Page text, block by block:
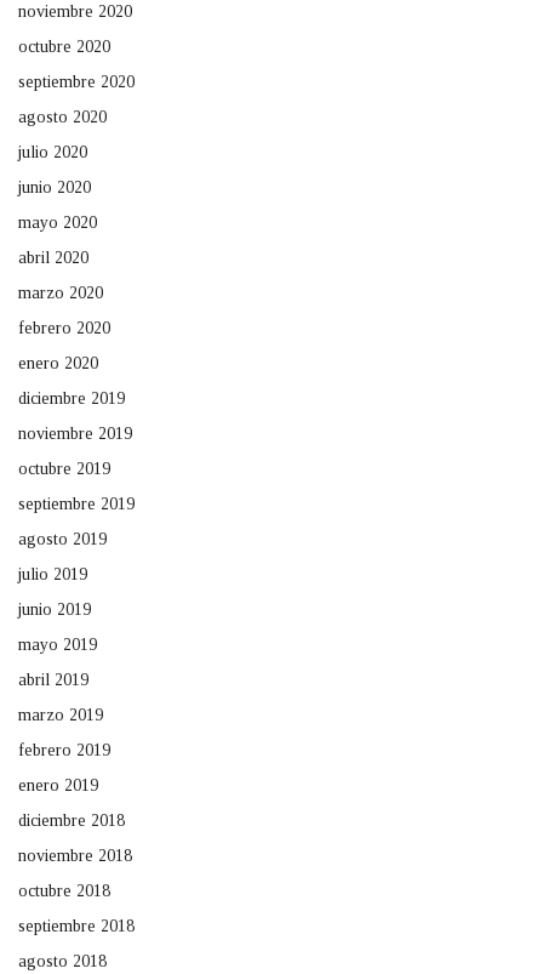
noviembre 2020
octubre 2020
septiembre 2020
agosto 2020
julio 2020
junio 2020
mayo 2020
abril 2020
marzo 2020
febrero 2020
enero 2020
diciembre 2019
noviembre 2019
octubre 2019
septiembre 2019
agosto 2019
julio 2019
junio 2019
mayo 2019
abril 2019
marzo 2019
febrero 2019
enero 2019
diciembre 2018
noviembre 2018
octubre 2018
septiembre 2018
agosto 2018